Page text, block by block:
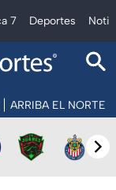
7 Deportes
ARRIBA EL NORTE